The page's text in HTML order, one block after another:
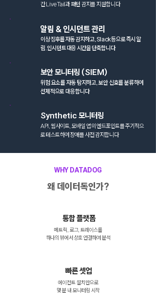
간 Live Tail과 패턴 감지를 지원합니다
알림 & 인시던트 관리
이상 징후를 자동 감지하고, Slack 등으로 즉시 알
림. 인시던트 대응 시간을 단축합니다
보안 모니터링 (SIEM)
위험 요소를 자동 탐지하고, 보안 신호를 분류하여
선제적으로 대응합니다
Synthetic 모니터링
API, 웹사이트, 모바일 앱의 엔드포인트를 주기적으
로 테스트하여 장애를 사전 감지합니다
WHY DATADOG
왜 데이터독인가?
통합 플랫폼
​메트릭, 로그, 트레이스를
하나의 뷰에서 상호 연결하여 분석
빠른 셋업
에이전트 설치만으로
​몇 분 내 모니터링 시작